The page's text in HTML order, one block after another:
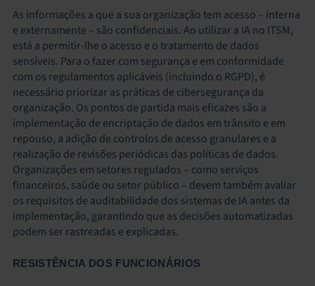
As informações a que a sua organização tem acesso – interna
e externamente – são confidenciais. Ao utilizar a IA no ITSM,
está a permitir-lhe o acesso e o tratamento de dados
sensíveis. Para o fazer com segurança e em conformidade
com os regulamentos aplicáveis (incluindo o RGPD), é
necessário priorizar as práticas de cibersegurança da
organização. Os pontos de partida mais eficazes são a
implementação de encriptação de dados em trânsito e em
repouso, a adição de controlos de acesso granulares e a
realização de revisões periódicas das políticas de dados.
Organizações em setores regulados – como serviços
financeiros, saúde ou setor público – devem também avaliar
os requisitos de auditabilidade dos sistemas de IA antes da
implementação, garantindo que as decisões automatizadas
podem ser rastreadas e explicadas.
RESISTÊNCIA DOS FUNCIONÁRIOS